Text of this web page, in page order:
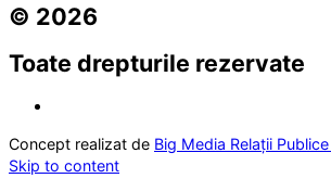
© 2026
Toate drepturile rezervate
Concept realizat de Big Media Relații Publice
Skip to content